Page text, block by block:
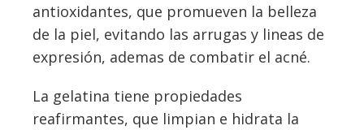
antioxidantes, que promueven la belleza
de la piel, evitando las arrugas y lineas de
expresión, ademas de combatir el acné.
La gelatina tiene propiedades
reafirmantes, que limpian e hidrata la